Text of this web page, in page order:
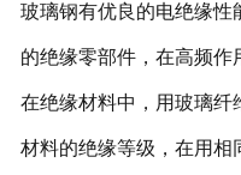
玻璃钢有优良的电绝缘性
的绝缘零部件，在高频作
在绝缘材料中，用玻璃纤
材料的绝缘等级，在用相